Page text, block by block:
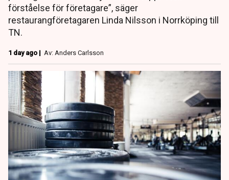
förståelse för företagare”, säger
restaurangföretagaren Linda Nilsson i Norrköping till
TN.
1 day ago | Av: Anders Carlsson